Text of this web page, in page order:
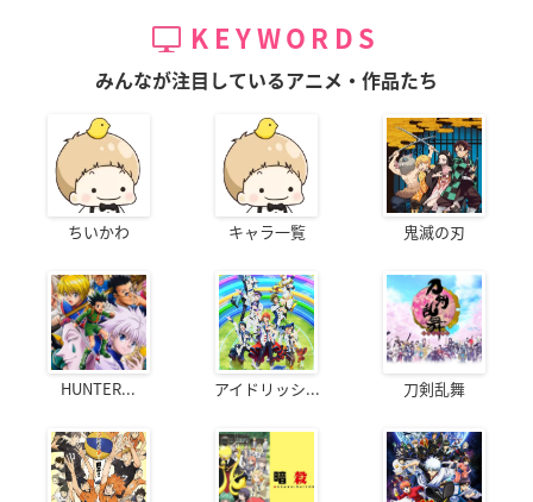
KEYWORDS
みんなが注目しているアニメ・作品たち
ちいかわ キャラ一覧 鬼滅の刃
HUNTER... アイドリッシ... 刀剣乱舞